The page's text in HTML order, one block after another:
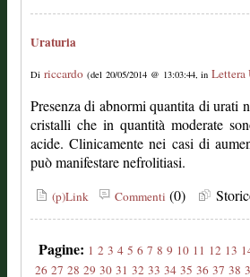
Uraturia
Di riccardo (del 20/05/2014 @ 13:03:44, in Lettera
Presenza di abnormi quantita di urati
cristalli che in quantità moderate
acide. Clinicamente nei casi di
può manifestare nefrolitiasi.
(p)Link Commenti (0)
Pagine: 1 2 3 4 5 6 7 8 9 10 11 12 13
26 27 28 29 30 31 32 33 34 35 36 37 38